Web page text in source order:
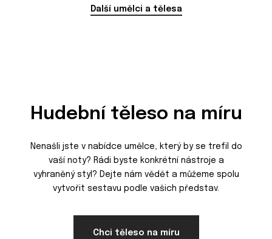
Další umělci a tělesa
Hudební těleso na míru
Nenašli jste v nabídce umělce, který by se trefil do
vaší noty? Rádi byste konkrétní nástroje a
vyhraněný styl? Dejte nám vědět a můžeme spolu
vytvořit sestavu podle vašich představ.
Chci těleso na míru